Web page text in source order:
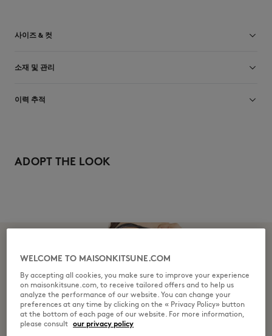
사이즈 & 컷
크기 조정: UNISEX
소재 및 관리
Main Material: 100% LEATHER
이력 추적
ADOPT THE LOOK
WELCOME TO MAISONKITSUNE.COM
By accepting all cookies, you make sure to improve your experience
on maisonkitsune.com, to receive tailored offers and to help us
analyze the performance of our website. You can change your
preferences at any time by clicking on the « Privacy Policy» button
at the bottom of each page of our website. For more information,
please consult our privacy policy